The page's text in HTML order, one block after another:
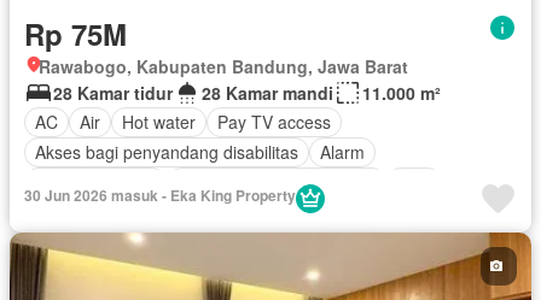
Rp 75M
Rawabogo, Kabupaten Bandung, Jawa Barat
28 Kamar tidur
28 Kamar mandi
11.000 m²
AC
Air Hot water
Pay TV access
Akses bagi penyandang disabilitas
Alarm
Outdoor entertaining area
Keamanan 24 jam
Kolam renang
Lemari pakaian bawaan
Taman
Televisi
Garasi Berperabot lengkap
30 Jun 2026 masuk - Eka King Property